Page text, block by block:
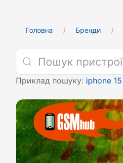
Головна Бренди
Приклад пошуку: iphone 15